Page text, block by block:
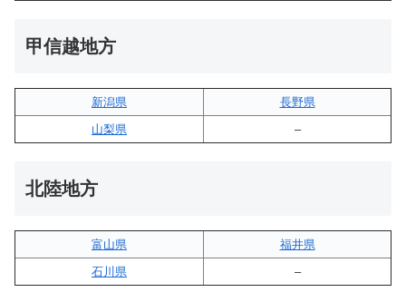
甲信越地方
新潟県
長野県
山梨県
–
北陸地方
富山県
福井県
石川県
–